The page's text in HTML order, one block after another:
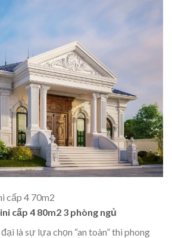
cấp 4 70m2
cấp 4 80m2 3 phòng ngủ
là sự lựa chọn “an toàn” thì phong